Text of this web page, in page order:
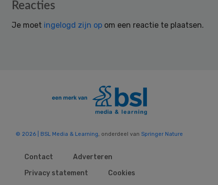
Reader
Reacties
Je moet ingelogd zijn op om een reactie te plaatsen.
© 2026 | BSL Media & Learning, onderdeel van Springer Nature
Contact
Adverteren
Privacy statement
Cookies